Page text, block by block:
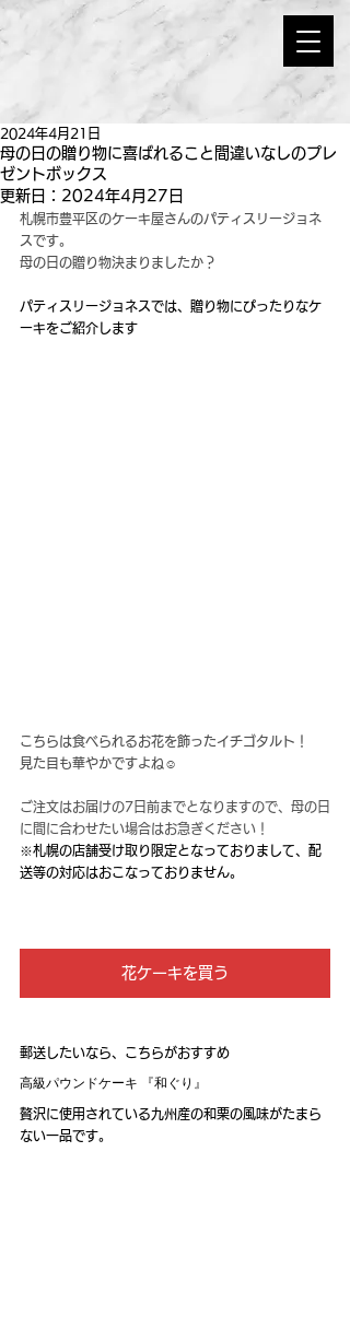
母の日の贈り物に喜ばれること間違いなしのプレ
ゼントボックス
2024年4月21日
更新日： 2024年4月27日
札幌市豊平区のケーキ屋さんのパティスリージョネ
スです。
母の日の贈り物決まりましたか？
パティスリージョネスでは、贈り物にぴったりなケ
ーキをご紹介します
こちらは食べられるお花を飾ったイチゴタルト！
見た目も華やかですよね☺️
ご注文はお届けの7日前までとなりますので、母の日
に間に合わせたい場合はお急ぎください！
※札幌の店舗受け取り限定となっておりまして、配
送等の対応はおこなっておりません。
花ケーキを買う
郵送したいなら、こちらがおすすめ
高級パウンドケーキ 『和ぐり』
贅沢に使用されている九州産の和栗の風味がたまら
ない一品です。